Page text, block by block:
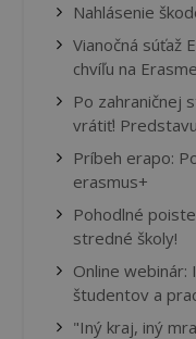
Nahlásenie
Vianočná súťaž
chvíľu na
Po zahraničnej
vrátiť!
Príbeh erapo:
erasmus+
Pohodlné
stredné školy!
Online
študentov a
"Iný kraj, iný